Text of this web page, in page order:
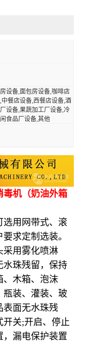
设备,面包房设备,咖啡店
餐店设备,西餐店设备,酒
设备,果蔬加工厂设备,冷
食品厂设备,其他
毒机（奶油外箱
用网带式、滚
求定制选装。
采用雾化喷淋
水珠残留，保持
、木箱、泡沫
瓶装、灌装、玻
表面无水珠残
开关;开启、停止
，漏电保护装置